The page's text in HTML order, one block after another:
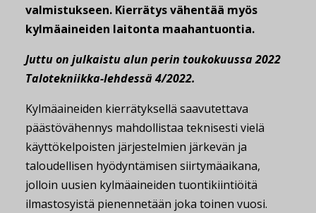
valmistukseen. Kierrätys vähentää myös
kylmäaineiden laitonta maahantuontia.
Juttu on julkaistu alun perin toukokuussa 2022
Talotekniikka-lehdessä 4/2022.
Kylmäaineiden kierrätyksellä saavutettava
päästövähennys mahdollistaa teknisesti vielä
käyttökelpoisten järjestelmien järkevän ja
taloudellisen hyödyntämisen siirtymäaikana,
jolloin uusien kylmäaineiden tuontikiintiöitä
ilmastosyistä pienennetään joka toinen vuosi.